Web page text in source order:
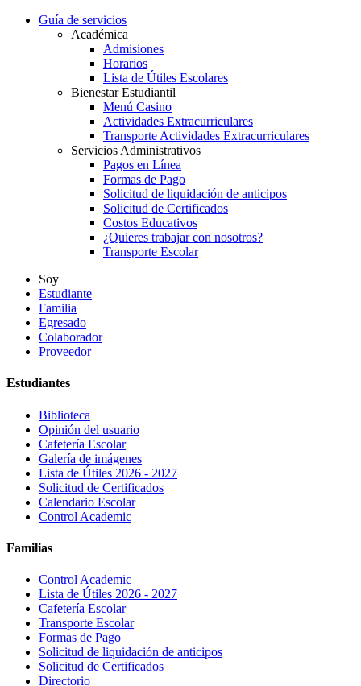
Guía de servicios
Académica
Admisiones
Horarios
Lista de Útiles Escolares
Bienestar Estudiantil
Menú Casino
Actividades Extracurriculares
Transporte Actividades Extracurriculares
Servicios Administrativos
Pagos en Línea
Formas de Pago
Solicitud de liquidación de anticipos
Solicitud de Certificados
Costos Educativos
¿Quieres trabajar con nosotros?
Transporte Escolar
Soy
Estudiante
Familia
Egresado
Colaborador
Proveedor
Estudiantes
Biblioteca
Opinión del usuario
Cafetería Escolar
Galería de imágenes
Lista de Útiles 2026 - 2027
Solicitud de Certificados
Calendario Escolar
Control Academic
Familias
Control Academic
Lista de Útiles 2026 - 2027
Cafetería Escolar
Transporte Escolar
Formas de Pago
Solicitud de liquidación de anticipos
Solicitud de Certificados
Directorio